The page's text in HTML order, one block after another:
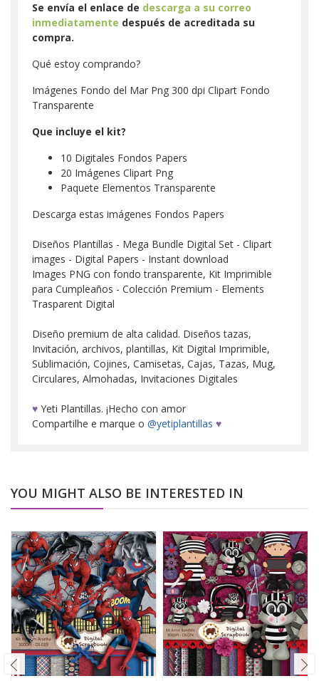
Se envía el enlace de descarga a su correo
inmediatamente después de acreditada su
compra.
Qué estoy comprando?
Imágenes Fondo del Mar Png 300 dpi Clipart Fondo
Transparente
Que incluye el kit?
10 Digitales Fondos Papers
20 Imágenes Clipart Png
Paquete Elementos Transparente
Descarga estas imágenes Fondos Papers
Diseños Plantillas - Mega Bundle Digital Set - Clipart
images - Digital Papers - Instant download
Images PNG con fondo transparente, Kit Imprimible
para Cumpleaños - Colección Premium - Elements
Trasparent Digital
Diseño premium de alta calidad. Diseños tazas,
Invitación, archivos, plantillas, Kit Digital Imprimible,
Sublimación, Cojines, Camisetas, Cajas, Tazas, Mug,
Circulares, Almohadas, Invitaciones Digitales
♥ Yeti Plantillas. ¡Hecho con amor
Compartilhe e marque o @yetiplantillas ♥
YOU MIGHT ALSO BE INTERESTED IN